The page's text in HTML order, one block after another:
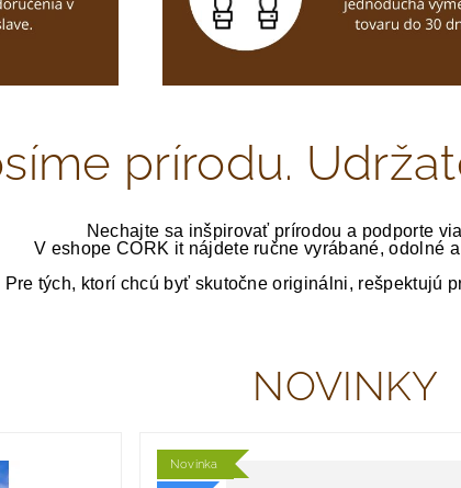
prírodu.
Nechajte sa inšpirovať prírodou a podporte
V eshope CORK it nájdete ručne vyrábané, odolné
Pre tých, ktorí chcú byť skutočne originálni, rešpektujú
NOVINKY
Novinka